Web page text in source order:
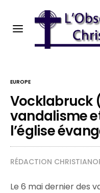
EUROPE
Vocklabruck
vandalisme
l’église
RÉDACTION
Le 6 mai dernier des